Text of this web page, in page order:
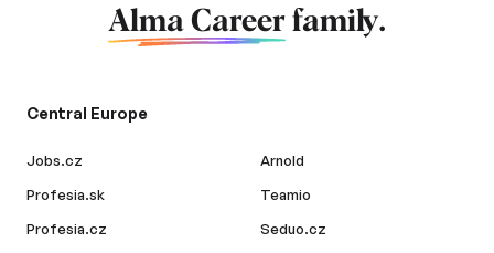
Alma Career family.
Central Europe
Jobs.cz
Profesia.sk
Profesia.cz
Arnold
Teamio
Seduo.cz